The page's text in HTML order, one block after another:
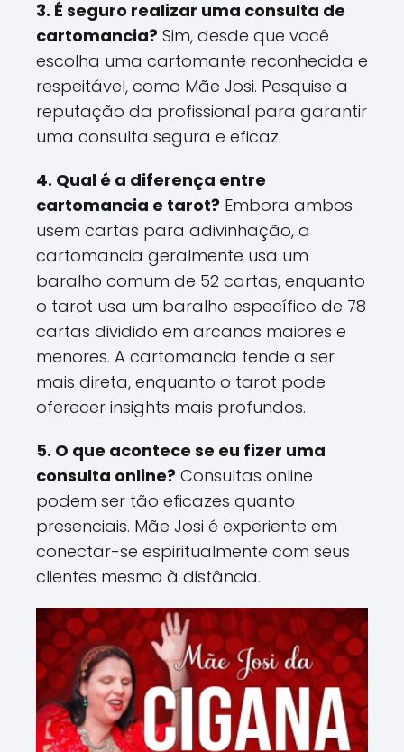
3. É seguro realizar uma consulta de
cartomancia? Sim, desde que você
escolha uma cartomante reconhecida e
respeitável, como Mãe Josi. Pesquise a
reputação da profissional para garantir
uma consulta segura e eficaz.
4. Qual é a diferença entre
cartomancia e tarot? Embora ambos
usem cartas para adivinhação, a
cartomancia geralmente usa um
baralho comum de 52 cartas, enquanto
o tarot usa um baralho específico de 78
cartas dividido em arcanos maiores e
menores. A cartomancia tende a ser
mais direta, enquanto o tarot pode
oferecer insights mais profundos​.
5. O que acontece se eu fizer uma
consulta online? Consultas online
podem ser tão eficazes quanto
presenciais. Mãe Josi é experiente em
conectar-se espiritualmente com seus
clientes mesmo à distância​.